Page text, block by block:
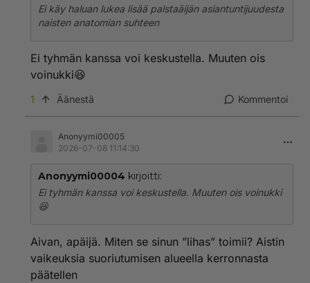
Ei käy haluan lukea lisää palstaäijän asiantuntijuudesta
naisten anatomian suhteen
Ei tyhmän kanssa voi keskustella. Muuten ois
voinukki😆
1 Äänestä Kommentoi
Anonyymi00005
2026-07-08 11:14:30
Anonyymi00004 kirjoitti:
Ei tyhmän kanssa voi keskustella. Muuten ois voinukki
😆
Aivan, apäijä. Miten se sinun ”lihas” toimii? Aistin
vaikeuksia suoriutumisen alueella kerronnasta
päätellen